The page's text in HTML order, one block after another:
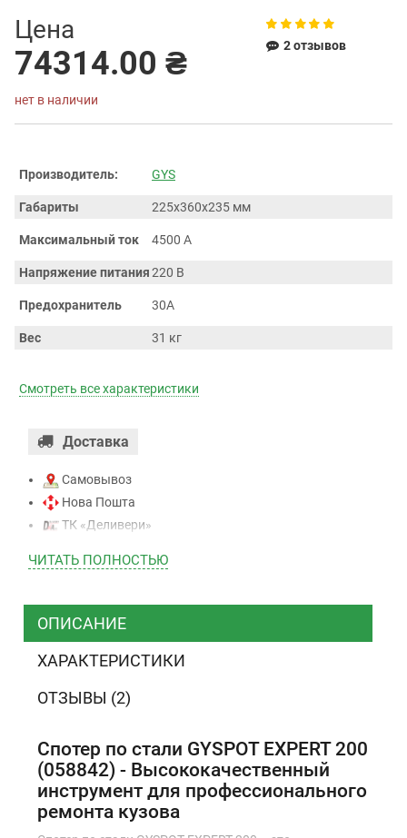
Цена
74314.00 ₴
нет в наличии
2 отзывов
Производитель: GYS
Габариты 225х360х235 мм
Максимальный ток 4500 А
Напряжение питания220 В
Предохранитель 30А
Вес 31 кг
Смотреть все характеристики
Доставка
Самовывоз
Нова Пошта
ТК «Деливери»
ТК “Justin”
ТК ”УкрПочта”
Наложенный платеж (при получении)
Оплата картой Visa, Mastercard - LiqPay
Приватбанк
Безналичный расчет (с НДС)
ЧИТАТЬ ПОЛНОСТЬЮ
ОПИСАНИЕ
ХАРАКТЕРИСТИКИ
ОТЗЫВЫ (2)
Спотер по стали GYSPOT EXPERT 200
(058842) - Высококачественный
инструмент для профессионального
ремонта кузова